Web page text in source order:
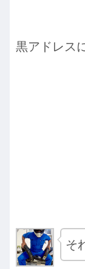
黒アドレス
そ